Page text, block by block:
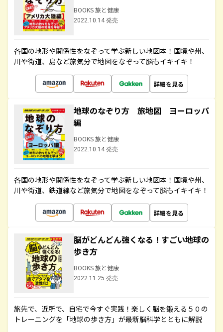
BOOKS 旅と健康
2022.10.14 発売
各国の地形や関係性をなぞって学ぶ新しい地図本！国境や州、
川や街道、島など旅気分で地図をなぞって脳もイキイキ！
詳細を見る
地球のなぞり方 旅地図 ヨーロッパ
編
BOOKS 旅と健康
2022.10.14 発売
各国の地形や関係性をなぞって学ぶ新しい地図本！国境や州、
川や街道、鉄道線など旅気分で地図をなぞって脳もイキイキ！
詳細を見る
脳がどんどん強くなる！すごい地球の
歩き方
BOOKS 旅と健康
2022.11.25 発売
旅先で、近所で、自宅で今すぐ実践！楽しく脳を鍛える５０の
トレーニングを「地球の歩き方」が最新脳科学とともに解説